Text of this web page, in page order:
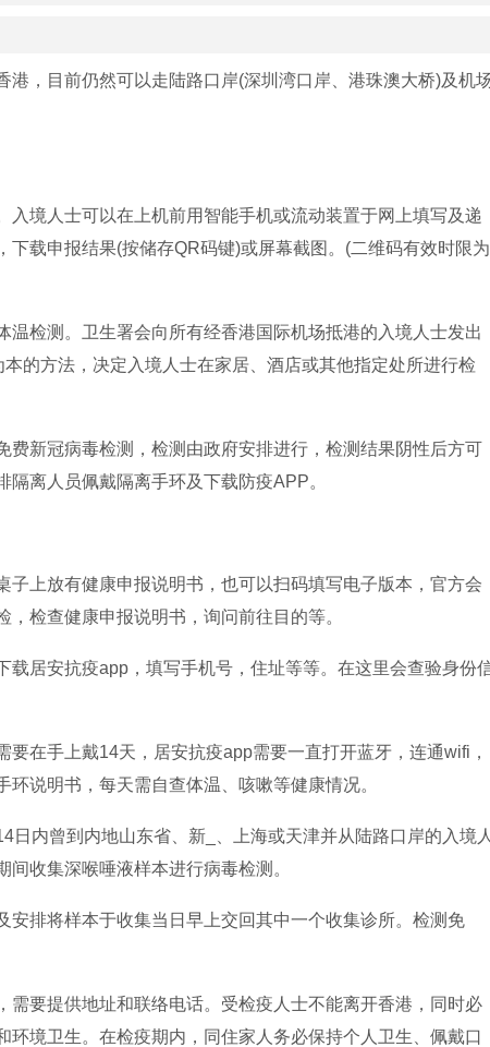
，目前仍然可以走陆路口岸(深圳湾口岸、港珠澳大桥)及机
入境人士可以在上机前用智能手机或流动装置于网上填写及递
载申报结果(按储存QR码键)或屏幕截图。(二维码有效时限为
检测。卫生署会向所有经香港国际机场抵港的入境人士发出
的方法，决定入境人士在家居、酒店或其他指定处所进行检
费新冠病毒检测，检测由政府安排进行，检测结果阴性后方可
离人员佩戴隔离手环及下载防疫APP。
子上放有健康申报说明书，也可以扫码填写电子版本，官方会
检查健康申报说明书，询问前往目的等。
载居安抗疫app，填写手机号，住址等等。在这里会查验身份
在手上戴14天，居安抗疫app需要一直打开蓝牙，连通wifi，
说明书，每天需自查体温、咳嗽等健康情况。
日内曾到内地山东省、新_、上海或天津并从陆路口岸的入境人
收集深喉唾液样本进行病毒检测。
安排将样本于收集当日早上交回其中一个收集诊所。检测免
需要提供地址和联络电话。受检疫人士不能离开香港，同时必
境卫生。在检疫期内，同住家人务必保持个人卫生、佩戴口